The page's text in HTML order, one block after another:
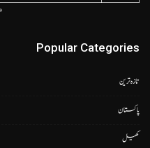
Popular Categories
تازہ ترین
پاکستان
کھیل